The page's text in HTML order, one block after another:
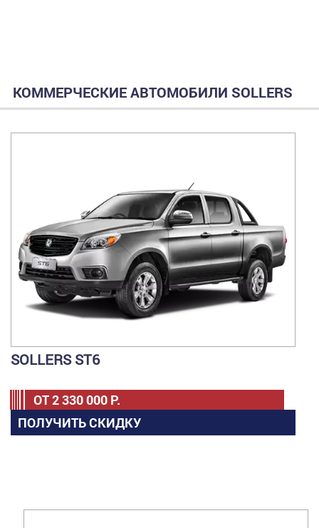
КОММЕРЧЕСКИЕ АВТОМОБИЛИ SOLLERS
SOLLERS ST6
ОТ2 330 000 Р.
ПОЛУЧИТЬ СКИДКУ